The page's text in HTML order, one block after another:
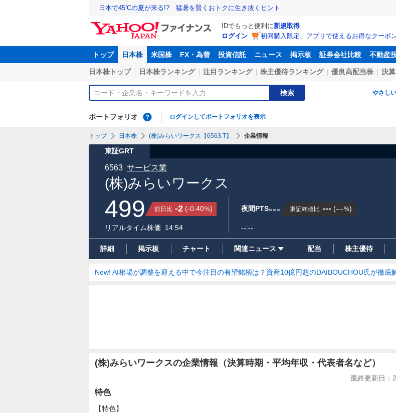
日本で45℃の夏が来る!? 猛暑を賢くおトクに生き抜くヒント
IDでもっと便利に新規取得
ログイン
初回購入限定、アプリで使えるお得なクーポ
トップ 日本株 米国株 FX・為替 投資信託 ニュース 掲示板 証券会社比較 不動産
日本株トップ 日本株ランキング 注目ランキング 株主優待ランキング 優良高配当株 決
検索 やさし
ポートフォリオ ログインしてポートフォリオを表示
トップ 日本株 (株)みらいワークス【6563.T】 企業情報
東証GRT
(株)みらいワークス
6563 サービス業
499 前日比 -2 (-0.40%)
リアルタイム株価 14:54
夜間PTS--- 東証終値比 --- (---%)
--:--
詳細 掲示板 チャート 関連ニュース 配当 株主優待
New! AI相場が調整を迎える中で今注目の有望銘柄は？資産10億円超のDAIBOUCHOU氏が徹底
(株)みらいワークスの企業情報（決算時期・平均年収・代表者名など）
最終更新日：
特色
【特色】